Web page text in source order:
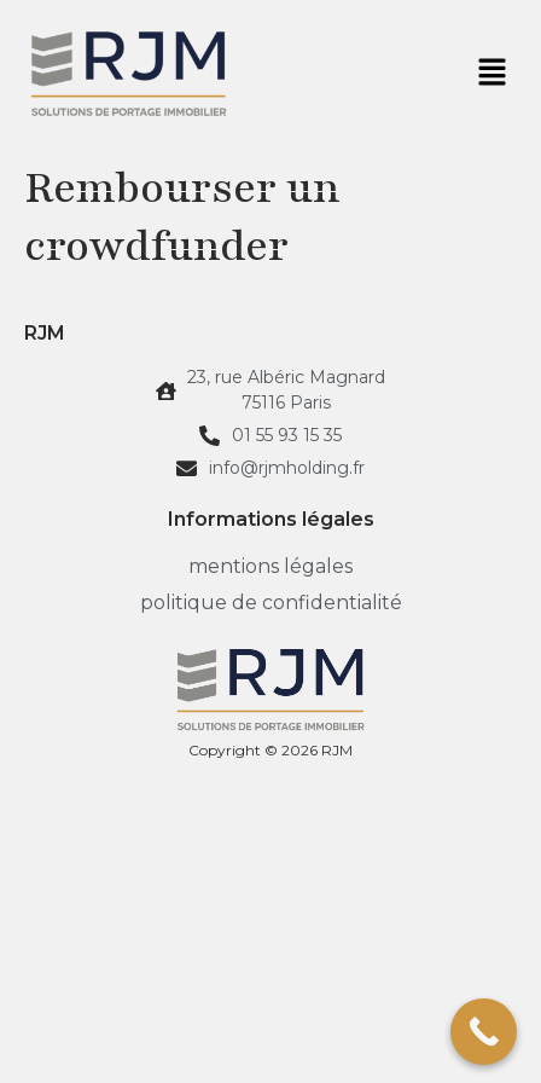
Rembourser un
crowdfunder
RJM
23, rue Albéric Magnard
75116 Paris
01 55 93 15 35
info@rjmholding.fr
Informations légales
mentions légales
politique de confidentialité
Copyright © 2026 RJM